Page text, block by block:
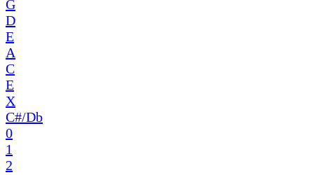
G
D
E
A
C
E
X
C#/Db
0
1
2